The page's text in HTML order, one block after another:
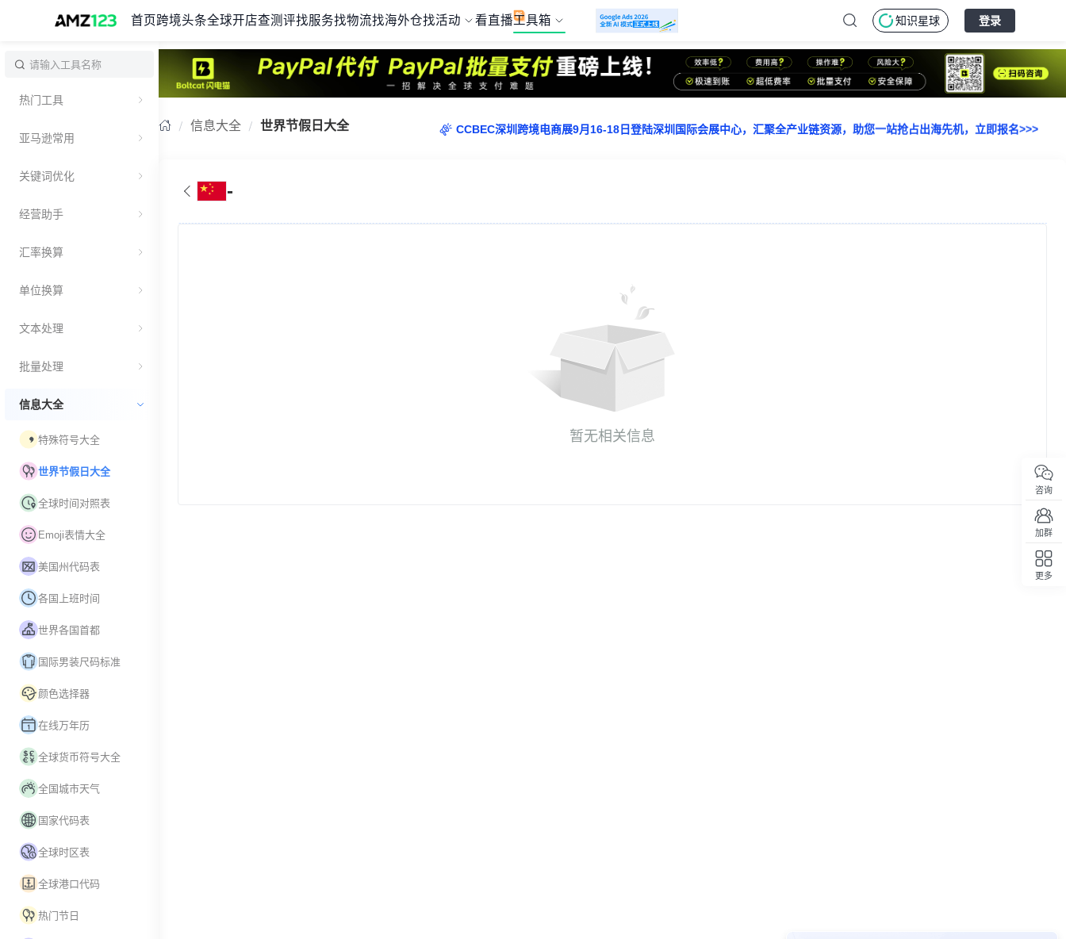
首页 跨境头条全球开店查测评找服务找物流找海外仓找活动 看直播工具箱 知识星球 登录
热门工具
亚马逊常用
关键词优化
经营助手
汇率换算
单位换算
文本处理
批量处理
信息大全
特殊符号大全
世界节假日大全
全球时间对照表
Emoji表情大全
美国州代码表
各国上班时间
世界各国首都
国际男装尺码标准
颜色选择器
在线万年历
全球货币符号大全
全国城市天气
国家代码表
全球时区表
全球港口代码
热门节日
信息大全 世界节假日大全
CCBEC深圳跨境电商展9月16-18日登陆深圳国际会展中心，汇聚全产业链资源，助您一站抢占出海先机，立即报名>>>
CCBEC深圳跨境电商展9月16-18日登陆深圳国际会展中心，汇聚全产业链资源，助您一站抢占出海先机，立即报名>>>
-
暂无相关信息
咨询
加群
更多